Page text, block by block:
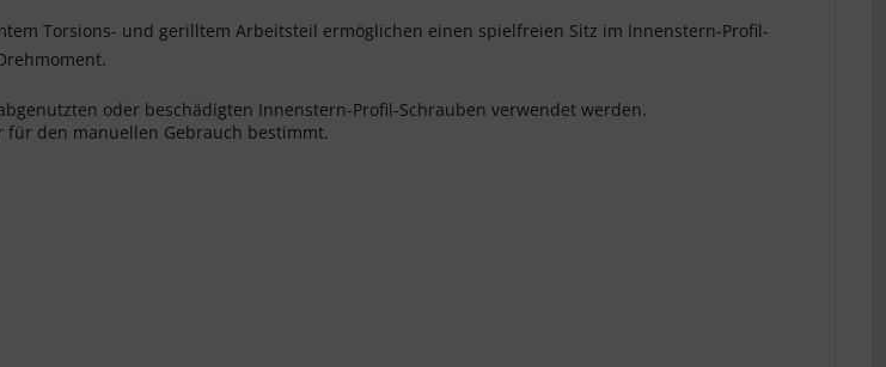
Torsions- und gerilltem Arbeitsteil ermöglichen einen spielfreien Sitz im Innenstern-Profil-
oder beschädigten Innenstern-Profil-Schrauben verwendet werden.
für den manuellen Gebrauch bestimmt.